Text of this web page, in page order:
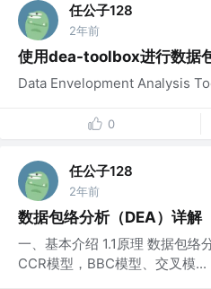
任公子128
2年前
使用dea-toolbox进行数据
Data Envelopment Analysis
0
任公子128
2年前
数据包络分析（DEA）详解
一、基本介绍 1.1原理 数据包络
CCR模型，BBC模型、交叉模...